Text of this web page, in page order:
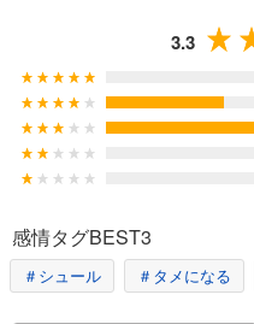
4章・ゲーム依存の子どもたちの更
伊藤塾の寮生活とは/どうして子
復/ゲーム依存を乗り越えた先に/
5章・子どもを救うために親ができ
ゲーム依存にならない環境をつ
もにゲーム機を与える前に/子ど
3.3
感情タグBEST3
＃シュール ＃タメになる